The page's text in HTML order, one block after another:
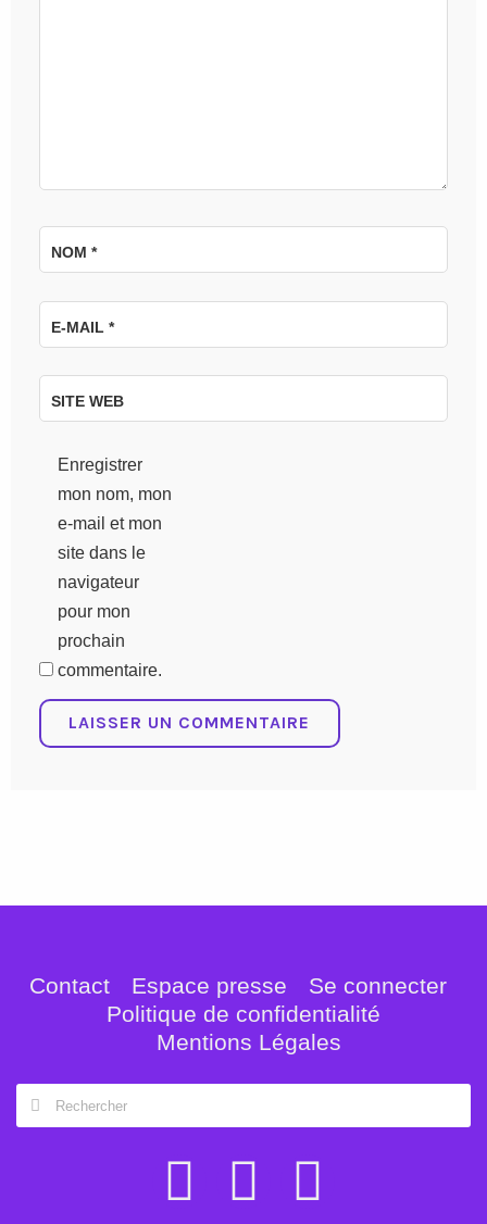
NOM *
E-MAIL *
SITE WEB
Enregistrer
mon nom, mon
e-mail et mon
site dans le
navigateur
pour mon
prochain
commentaire.
Contact Espace presse
Se connecter
Politique de confidentialité
Mentions Légales